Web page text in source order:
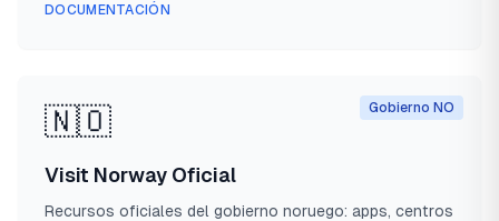
DOCUMENTACIÓN
Gobierno NO
🇳🇴
Visit Norway Oficial
Recursos oficiales del gobierno noruego: apps, centros